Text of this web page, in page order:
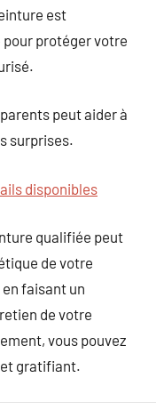
est
protéger votre
peut aider à
surprises.
disponibles
qualifiée peut
de votre
faisant un
de votre
vous pouvez
gratifiant.